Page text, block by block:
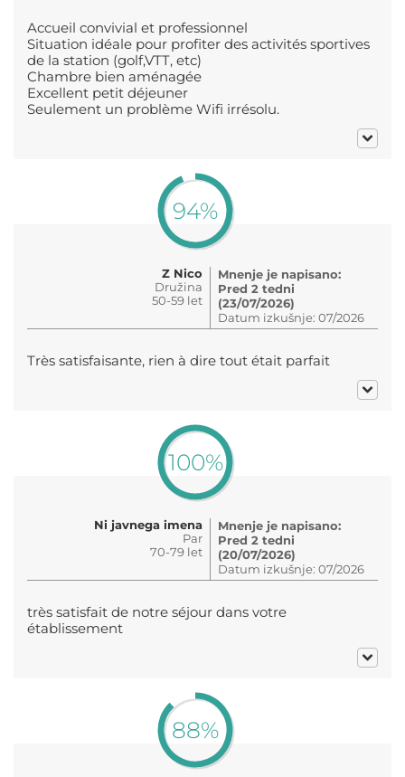
Accueil convivial et professionnel
Situation idéale pour profiter des activités sportives
de la station (golf,VTT, etc)
Chambre bien aménagée
Excellent petit déjeuner
Seulement un problème Wifi irrésolu.
94%
Z Nico
Družina
50-59 let
Mnenje je napisano:
Pred 2 tedni
(23/07/2026)
Datum izkušnje: 07/2026
Très satisfaisante, rien à dire tout était parfait
100%
Ni javnega imena
Par
70-79 let
Mnenje je napisano:
Pred 2 tedni
(20/07/2026)
Datum izkušnje: 07/2026
très satisfait de notre séjour dans votre
établissement
88%